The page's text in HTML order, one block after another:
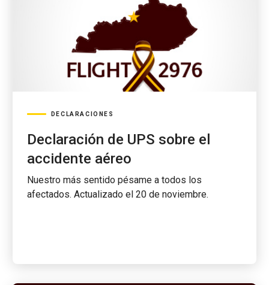
DECLARACIONES
Declaración de UPS sobre el
accidente aéreo
Nuestro más sentido pésame a todos los
afectados. Actualizado el 20 de noviembre.